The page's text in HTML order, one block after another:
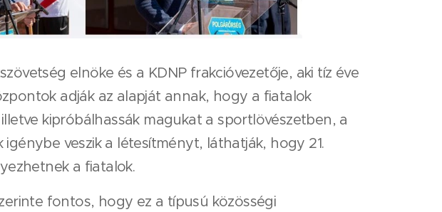
elnöke és a KDNP frakcióvezetője, aki tíz éve
adják az alapját annak, hogy a fiatalok
kipróbálhassák magukat a sportlövészetben, a
veszik a létesítményt, láthatják, hogy 21.
a fiatalok.
fontos, hogy ez a típusú közösségi